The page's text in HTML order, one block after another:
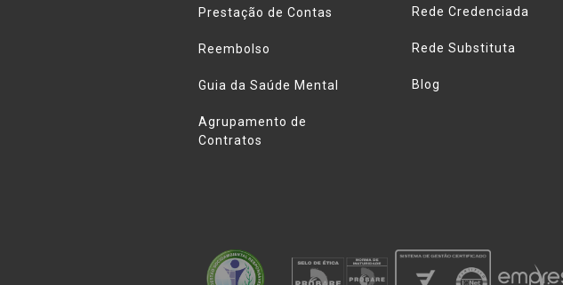
Prestação de Contas
Reembolso
Guia da Saúde Mental
Agrupamento de
Contratos
Rede Credenciada
Rede Substituta
Blog